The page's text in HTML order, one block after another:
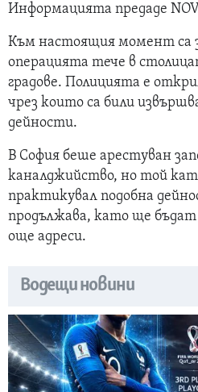
Информацията предаде
Към настоящия момент са
операцията тече в
градове. Полицията е
чрез които са били
дейности.
В София беше арестуван
каналджийство, но той
практикувал подобна
продължава, като ще
още адреси.
Водещи новини